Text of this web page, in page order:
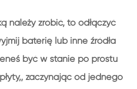
należy zrobić, to odłączyć
baterię lub inne źródła
być w stanie po prostu
zaczynając od jednego